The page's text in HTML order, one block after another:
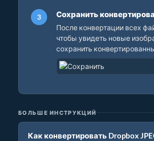
Сохранить
После конвертации всех
чтобы увидеть новые
сохранить
БОЛЬШЕ ИНСТРУКЦИЙ
Как конвертировать Dropbox